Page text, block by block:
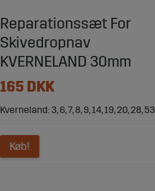
Reparationssæt For
Skivedropnav
KVERNELAND 30mm
165 DKK
Kverneland: 3, 6, 7, 8, 9, 14, 19, 20, 28, 53
Køb!